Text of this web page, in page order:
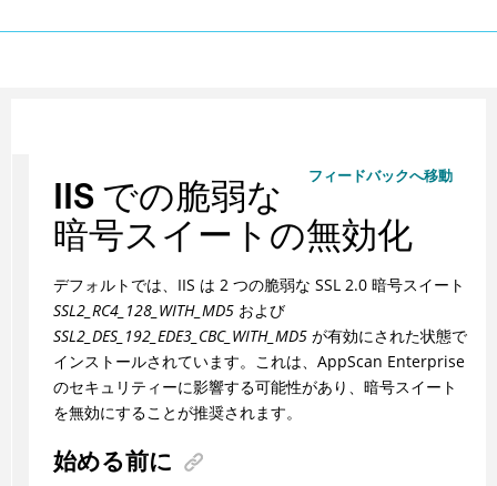
フィードバックへ移動
IIS での脆弱な
暗号スイートの無効化
デフォルトでは、IIS は 2 つの脆弱な SSL 2.0 暗号スイート
SSL2_RC4_128_WITH_MD5および
SSL2_DES_192_EDE3_CBC_WITH_MD5が有効にされた状態で
インストールされています。これは、AppScan Enterprise
のセキュリティーに影響する可能性があり、暗号スイート
を無効にすることが推奨されます。
始める前に